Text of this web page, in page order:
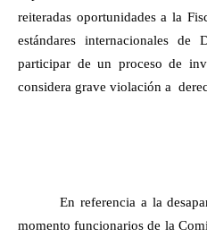
reiteradas oportunidades a la
estándares internacionales
participar de un proceso de
considera grave violación a
En referencia a la
momento funcionarios de la